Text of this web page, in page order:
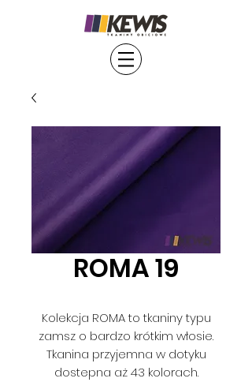
ROMA 19
Kolekcja ROMA to tkaniny typu
zamsz o bardzo krótkim włosie.
Tkanina przyjemna w dotyku
dostepna aż 43 kolorach.